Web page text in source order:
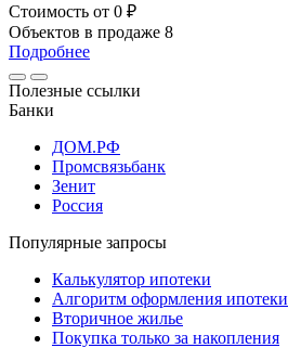
Стоимость от 0 ₽
Объектов в продаже 8
Подробнее
Полезные ссылки
Банки
ДОМ.РФ
Промсвязьбанк
Зенит
Россия
Популярные запросы
Калькулятор ипотеки
Алгоритм оформления ипотеки
Вторичное жилье
Покупка только за накопления